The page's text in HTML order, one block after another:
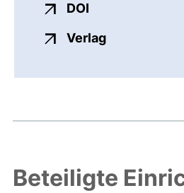
DOI
Verlagexterner
Beteiligte